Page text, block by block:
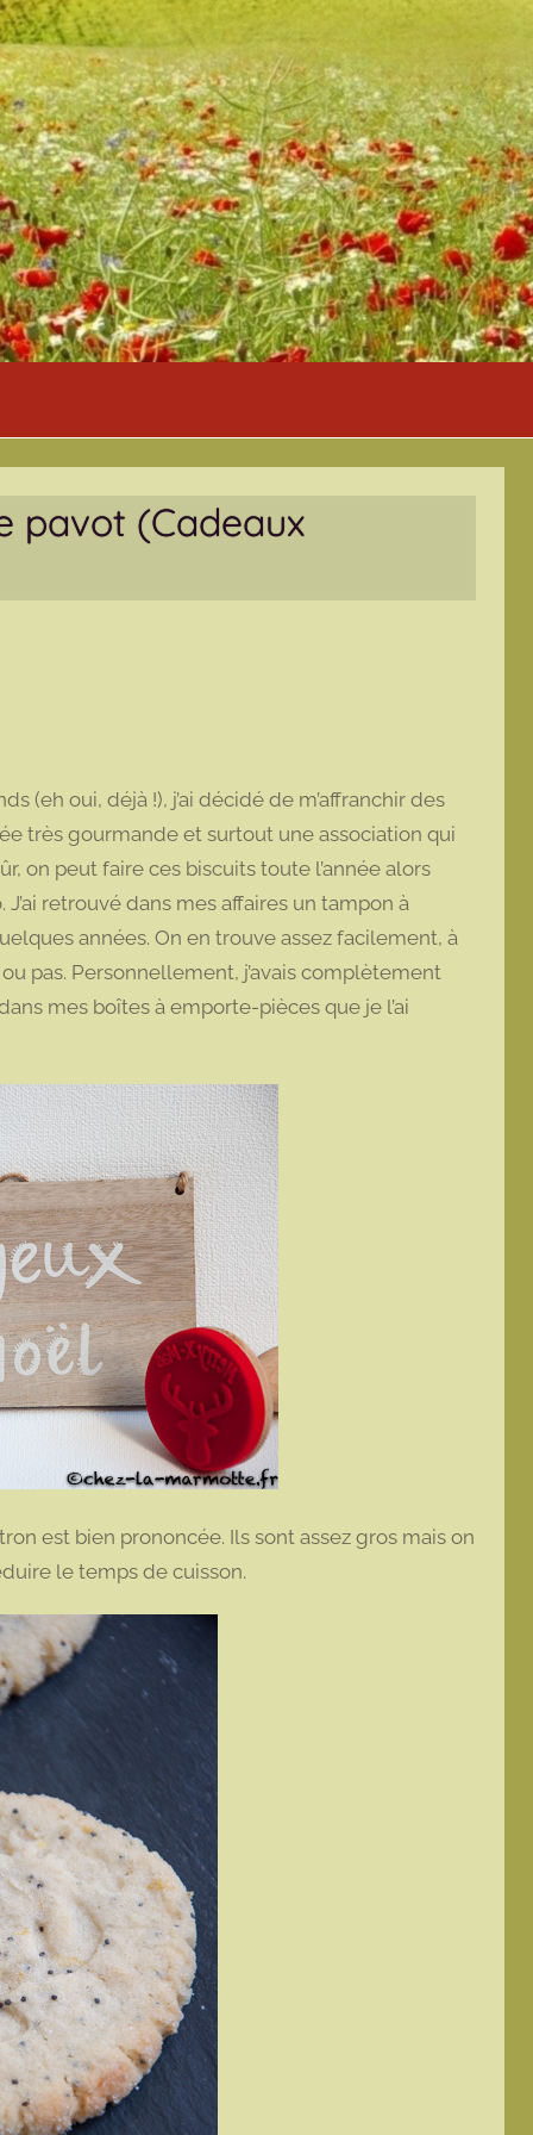
pavot (Cadeaux
(eh oui, déjà !), j’ai décidé de m’affranchir des
très gourmande et surtout une association qui
on peut faire ces biscuits toute l’année alors
retrouvé dans mes affaires un tampon à
années. On en trouve assez facilement, à
pas. Personnellement, j’avais complètement
mes boîtes à emporte-pièces que je l’ai
est bien prononcée. Ils sont assez gros mais on
le temps de cuisson.